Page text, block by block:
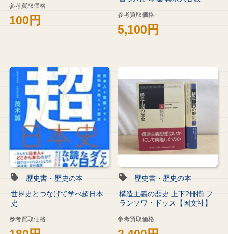
参考買取価格
100円 参考買取価格
5,100円
歴史書・歴史の本
世界史とつなげて学べ超日本
史
参考買取価格
歴史書・歴史の本
構造主義の歴史 上下2冊揃 フ
ランソワ・ドッス【国文社】
参考買取価格